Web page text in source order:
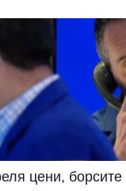
цени, борсите